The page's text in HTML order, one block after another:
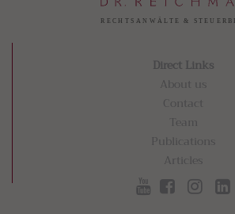
Direct Links
About us
Contact
Team
Publications
Articles